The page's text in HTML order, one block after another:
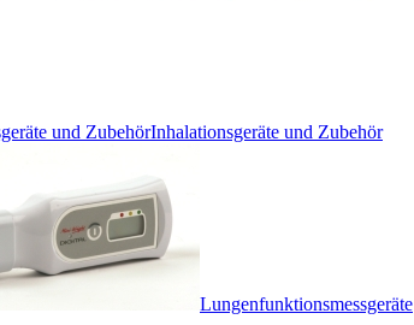
Inhalationsgeräte und Zubehör
Lungenfunktionsmessgeräte